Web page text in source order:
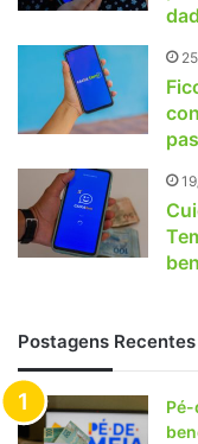
Postagens Recentes